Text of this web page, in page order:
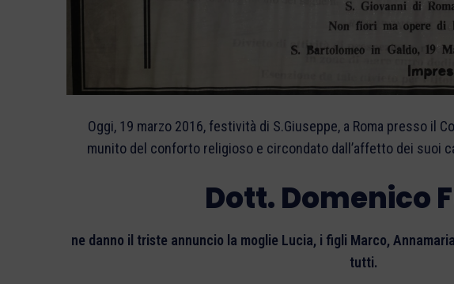
Oggi, 19 marzo 2016, festività di S.Giuseppe, a Roma presso il
munito del conforto religioso e circondato dall’affetto dei suoi
Dott. Domenico
ne danno il triste annuncio la moglie Lucia, i figli Marco,
tutti.